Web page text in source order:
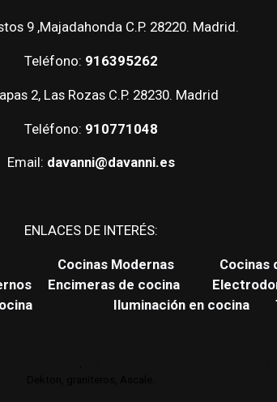
9 ,Majadahonda C.P. 28220. Madrid.
Teléfono: 916395262
2, Las Rozas C.P. 28230. Madrid
Teléfono: 910771048
Email: davanni@davanni.es
ENLACES DE INTERÉS:
Cocinas Modernas Cocinas
Encimeras de cocina
Iluminación en cocina